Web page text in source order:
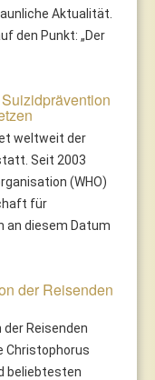
Aktualität.
den Punkt: „Der
weltweit der
Seit 2003
(WHO)
für
an diesem Datum
der Reisenden
Reisenden
Christophorus
beliebtesten